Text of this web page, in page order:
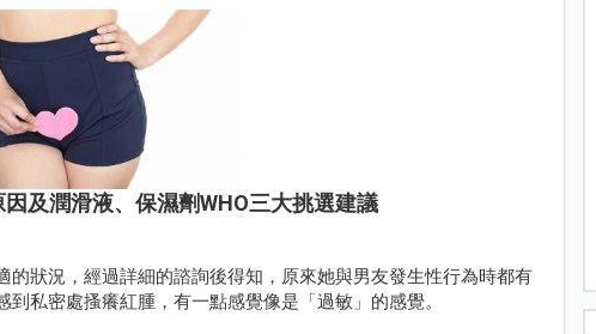
及潤滑液、保濕劑WHO三大挑選建議
的狀況，經過詳細的諮詢後得知，原來她與男友發生性行為時都有
私密處搔癢紅腫，有一點感覺像是「過敏」的感覺。